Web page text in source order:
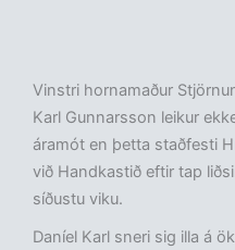
Vinstri hornamaður
Karl Gunnarsson leikur
áramót en þetta staðfesti
við Handkastið eftir tap
síðustu viku.
Daníel Karl sneri sig illa á